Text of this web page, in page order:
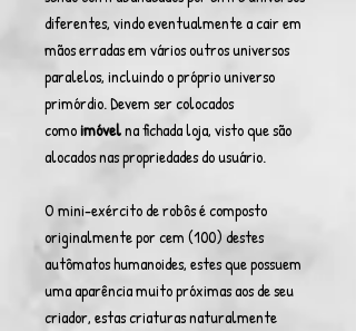
diferentes, vindo eventualmente a cair em
mãos erradas em vários outros universos
paralelos, incluindo o próprio universo
primórdio. Devem ser colocados
comoimóvelna fichada loja, visto que são
alocados nas propriedades do usuário.
O mini-exército de robôs é composto
originalmente por cem (100) destes
autômatos humanoides, estes que possuem
uma aparência muito próximas aos de seu
criador, estas criaturas naturalmente